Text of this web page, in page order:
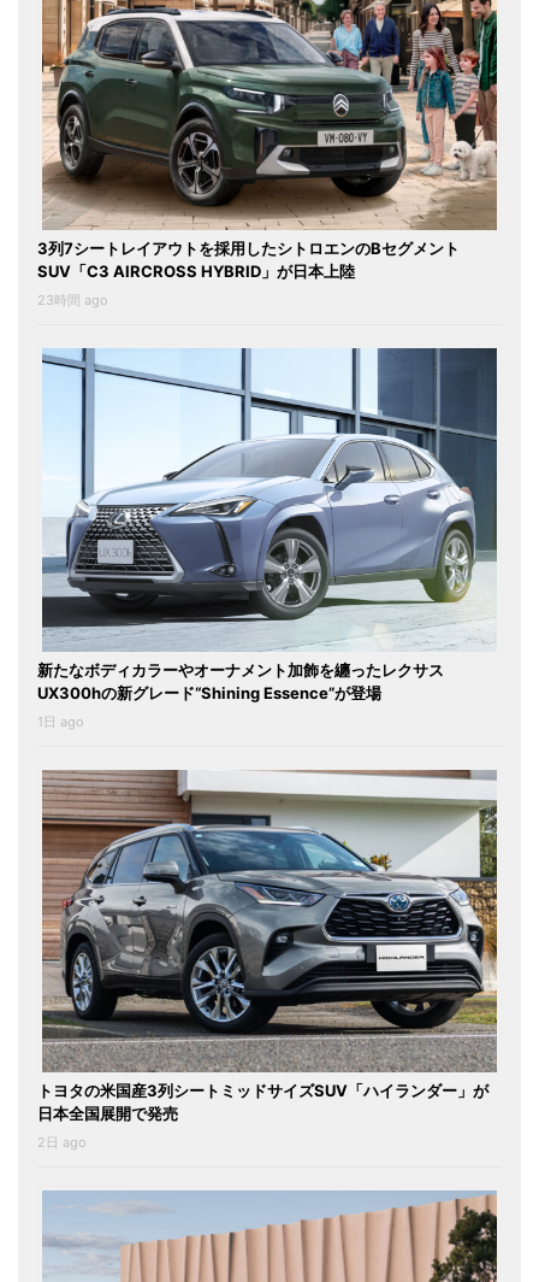
3列7シートレイアウトを採用したシトロエンのBセグメント
SUV「C3 AIRCROSS HYBRID」が日本上陸
23時間 ago
新たなボディカラーやオーナメント加飾を纏ったレクサス
UX300hの新グレード“Shining Essence”が登場
1日 ago
トヨタの米国産3列シートミッドサイズSUV「ハイランダー」が
日本全国展開で発売
2日 ago